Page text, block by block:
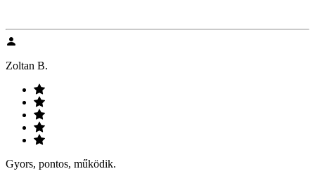
Zoltan B.
Gyors, pontos, működik.